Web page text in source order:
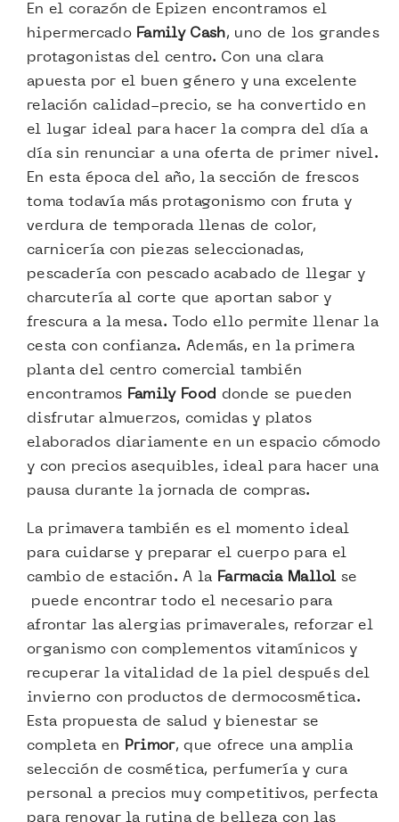
En el corazón de Epizen encontramos el
hipermercado Family Cash, uno de los grandes
protagonistas del centro. Con una clara
apuesta por el buen género y una excelente
relación calidad-precio, se ha convertido en
el lugar ideal para hacer la compra del día a
día sin renunciar a una oferta de primer nivel.
En esta época del año, la sección de frescos
toma todavía más protagonismo con fruta y
verdura de temporada llenas de color,
carnicería con piezas seleccionadas,
pescadería con pescado acabado de llegar y
charcutería al corte que aportan sabor y
frescura a la mesa. Todo ello permite llenar la
cesta con confianza. Además, en la primera
planta del centro comercial también
encontramos Family Food donde se pueden
disfrutar almuerzos, comidas y platos
elaborados diariamente en un espacio cómodo
y con precios asequibles, ideal para hacer una
pausa durante la jornada de compras.
La primavera también es el momento ideal
para cuidarse y preparar el cuerpo para el
cambio de estación. A la Farmacia Mallol se
puede encontrar todo el necesario para
afrontar las alergias primaverales, reforzar el
organismo con complementos vitamínicos y
recuperar la vitalidad de la piel después del
invierno con productos de dermocosmética.
Esta propuesta de salud y bienestar se
completa en Primor, que ofrece una amplia
selección de cosmética, perfumería y cura
personal a precios muy competitivos, perfecta
para renovar la rutina de belleza con las